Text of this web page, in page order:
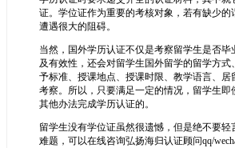
证。学位证作为重要的考核对象，若有缺少
遭遇很大的阻碍。
当然，国外学历认证不仅是考察留学生是否
及有效性，还会对留学生国外留学的留学方
予标准、授课地点、授课时限、教学语言、
考察。所以，只要满足一定的情况，留学生
其他办法完成学历认证的。
留学生没有学位证虽然很遗憾，但是绝不要
难题，可以在线咨询弘扬海归认证顾问qq/